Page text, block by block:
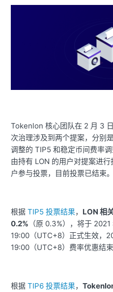
Tokenlon 核心团队在 2 月 3
次治理涉及到两个提案，分别
调整的 TIP5 和稳定币间费率
由持有 LON 的用户对提案进
户参与投票，目前投票已结束。
根据TIP5 投票结果， LON 相
0.2% （原 0.3%），将于
19:00（UTC+8）正式生效，
19:00（UTC+8）费率优惠结束
根据TIP6 投票结果，